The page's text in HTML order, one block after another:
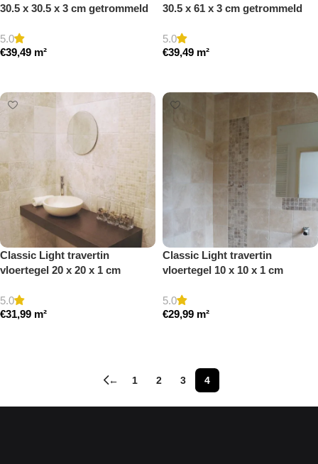
30.5 x 30.5 x 3 cm getrommeld
5.0
€39,49 m²
30.5 x 61 x 3 cm getrommeld
5.0
€39,49 m²
Classic Light travertin
vloertegel 20 x 20 x 1 cm
5.0
€31,99 m²
Classic Light travertin
vloertegel 10 x 10 x 1 cm
5.0
€29,99 m²
← 1 2 3 4